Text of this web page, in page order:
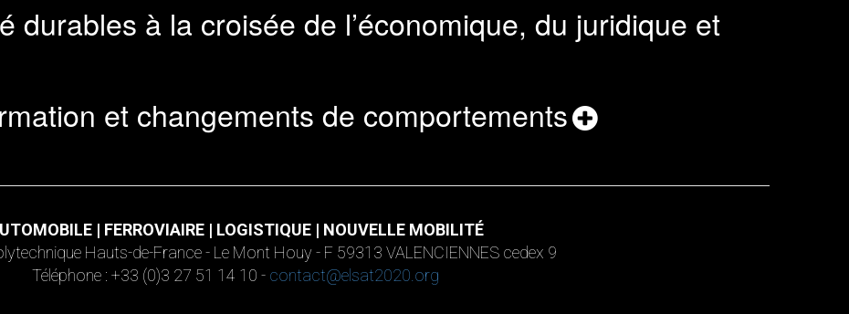
durables à la croisée de l’économique, du juridique et
et changements de comportements
| FERROVIAIRE | LOGISTIQUE | NOUVELLE MOBILITÉ
Hauts-de-France - Le Mont Houy - F 59313 VALENCIENNES cedex 9
Téléphone : +33 (0)3 27 51 14 10 - contact@elsat2020.org